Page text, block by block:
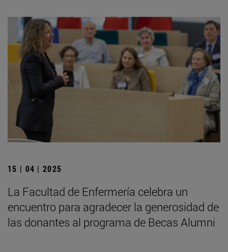
15 | 04 | 2025
La Facultad de Enfermería celebra un
encuentro para agradecer la generosidad de
las donantes al programa de Becas Alumni